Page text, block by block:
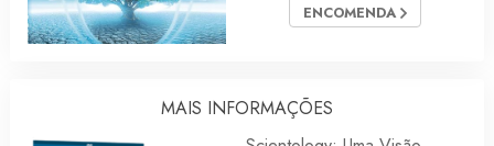
ENCOMENDA
MAIS INFORMAÇÕES